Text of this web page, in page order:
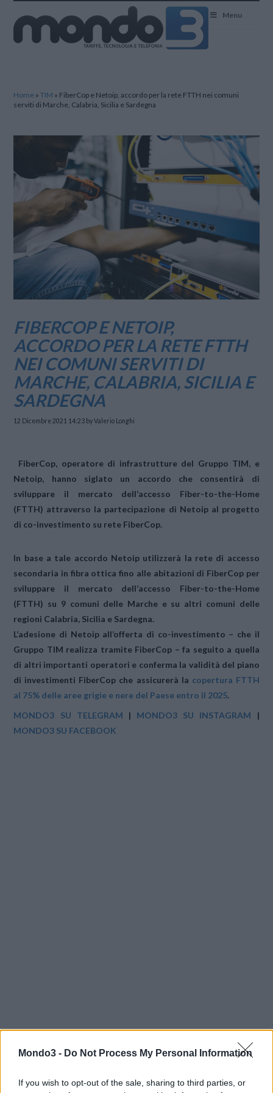
Mondo3 - Do Not Process My Personal Information
If you wish to opt-out of the sale, sharing to third parties, or
Menu
Home »TIM » FiberCop e Netoip, accordo per la rete FTTH nei comuni
serviti di Marche, Calabria, Sicilia e Sardegna
FIBERCOP E NETOIP,
ACCORDO PER LA RETE FTTH
NEI COMUNI SERVITI DI
MARCHE, CALABRIA, SICILIA E
SARDEGNA
12 Dicembre 2021 14:23 by Valerio Longhi
FiberCop, operatore di infrastrutture del Gruppo TIM, e
Netoip, hanno siglato un accordo che consentirà di
sviluppare il mercato dell’accesso Fiber-to-the-Home
(FTTH) attraverso la partecipazione di Netoip al progetto
di co-investimento su rete FiberCop.
In base a tale accordo Netoip utilizzerà la rete di accesso
secondaria in fibra ottica fino alle abitazioni di FiberCop per
sviluppare il mercato dell’accesso Fiber-to-the-Home
(FTTH) su 9 comuni delle Marche e su altri comuni delle
regioni Calabria, Sicilia e Sardegna.
L’adesione di Netoip all’offerta di co-investimento – che il
Gruppo TIM realizza tramite FiberCop – fa seguito a quella
di altri importanti operatori e conferma la validità del piano
di investimenti FiberCop che assicurerà la copertura FTTH
al 75% delle aree grigie e nere del Paese entro il 2025.
MONDO3 SU TELEGRAM | MONDO3 SU INSTAGRAM |
MONDO3 SU FACEBOOK
L’intesa raggiunta conferma l’efficacia delmodello del co-
di partecipare allo sviluppo della fibra ottica in Italia in un